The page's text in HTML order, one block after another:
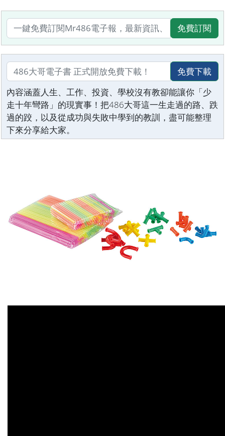
免費訂閱
免費下載
內容涵蓋人生、工作、投資、學校沒有教卻能讓你「少
走十年彎路」的現實事！把486大哥這一生走過的路、跌
過的跤，以及從成功與失敗中學到的教訓，盡可能整理
下來分享給大家。